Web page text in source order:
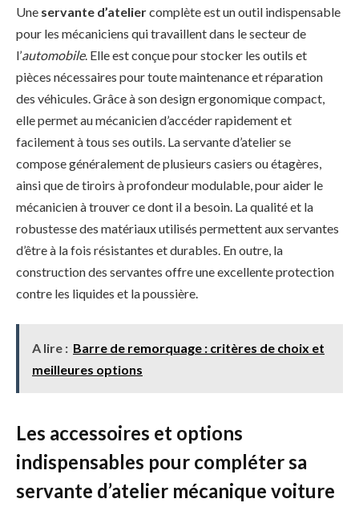
Une servante d’ateliercomplète est un outil indispensable
pour les mécaniciens qui travaillent dans le secteur de
l’automobile. Elle est conçue pour stocker les outils et
pièces nécessaires pour toute maintenance et réparation
des véhicules. Grâce à son design ergonomique compact,
elle permet au mécanicien d’accéder rapidement et
facilement à tous ses outils. La servante d’atelier se
compose généralement de plusieurs casiers ou étagères,
ainsi que de tiroirs à profondeur modulable, pour aider le
mécanicien à trouver ce dont il a besoin. La qualité et la
robustesse des matériaux utilisés permettent aux servantes
d’être à la fois résistantes et durables. En outre, la
construction des servantes offre une excellente protection
contre les liquides et la poussière.
A lire : Barre de remorquage : critères de choix et
meilleures options
Les accessoires et options
indispensables pour compléter sa
servante d’atelier mécanique voiture